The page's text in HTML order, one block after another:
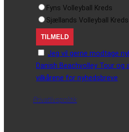
Fyns Volleyball Kreds
Sjællands Volleyball Kreds
Jeg vil gerne modtage
Danish Beachvolley Tour og
vilkårene for nyhedsbreve
Privatlivspolitik